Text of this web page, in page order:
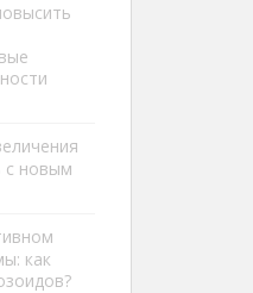
с новым
как